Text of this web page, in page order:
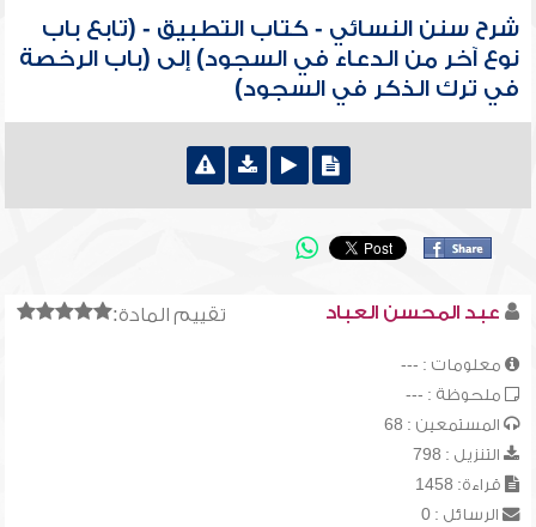
شرح سنن النسائي - كتاب التطبيق - (تابع باب
نوع آخر من الدعاء في السجود) إلى (باب الرخصة
في ترك الذكر في السجود)
تقييم المادة: عبد المحسن العباد
معلومات : ---
ملحوظة : ---
المستمعين : 68
التنزيل : 798
قراءة: 1458
الرسائل : 0